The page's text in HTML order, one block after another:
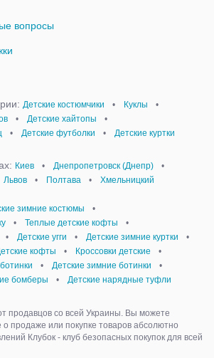
вопросы
Детские костюмчики • Куклы
•
• Детские хайтопы
•
• Детские футболки • Детские куртки
Киев • Днепропетровск (Днепр)
•
Львов • Полтава • Хмельницкий
зимние костюмы
•
• Теплые детские кофты
•
• Детские угги • Детские зимние куртки
•
кофты • Кроссовки детские
•
• Детские зимние ботинки
•
бомберы • Детские нарядные туфли
продавцов со всей Украины. Вы можете
продаже или покупке товаров абсолютно
Клубок - клуб безопасных покупок для всей